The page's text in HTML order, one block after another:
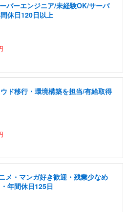
バーエンジニア/未経験OK/サーバ
休日120日以上
ド移行・環境構築を担当/有給取得
メ・マンガ好き歓迎・残業少なめ
年間休日125日